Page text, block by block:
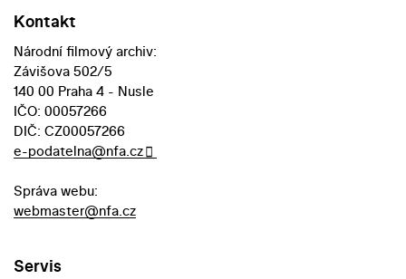
Kontakt
Národní filmový archiv:
Závišova 502/5
140 00 Praha 4 - Nusle
IČO: 00057266
DIČ: CZ00057266
e-podatelna@nfa.cz
Správa webu:
webmaster@nfa.cz
Servis